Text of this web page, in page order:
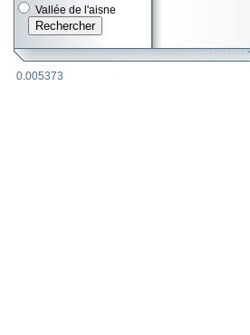
Vallée de l'aisne
0.005373